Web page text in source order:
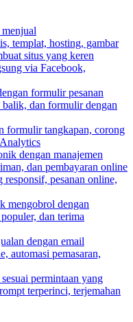
templat, hosting, gambar
situs yang keren
via Facebook,
formulir pesanan
dan formulir dengan
formulir tangkapan, corong
dengan manajemen
dan pembayaran online
responsif, pesanan online,
mengobrol dengan
dan terima
dengan email
automasi pemasaran,
permintaan yang
terperinci, terjemahan